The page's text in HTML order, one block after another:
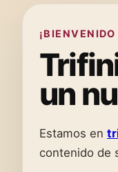
un
Estamos en
contenido de